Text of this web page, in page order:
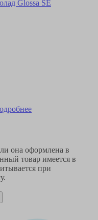
она оформлена в
товар имеется в
при